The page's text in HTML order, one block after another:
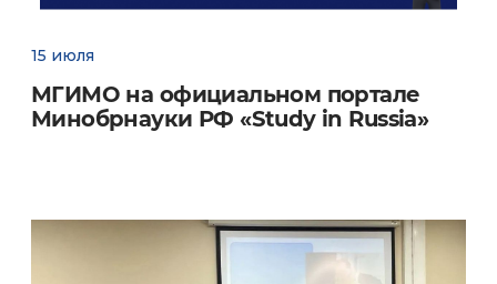
15 июля
МГИМО на официальном портале
Минобрнауки РФ «Study in Russia»